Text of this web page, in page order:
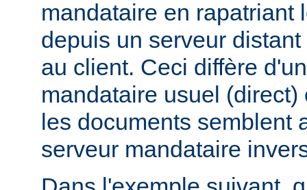
mandataire en rapatriant
depuis un serveur
au client. Ceci diffère
mandataire usuel (direct)
les documents semblent
serveur mandataire